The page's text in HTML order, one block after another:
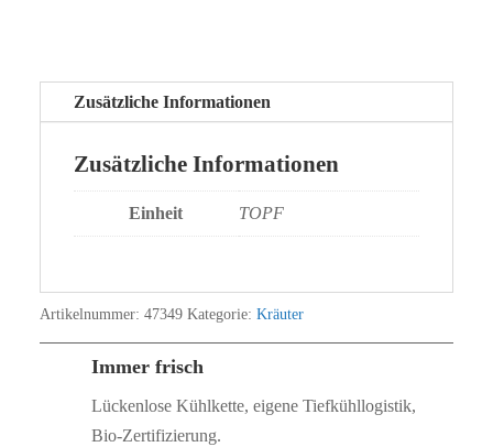
Zusätzliche Informationen
Zusätzliche Informationen
Einheit TOPF
Artikelnummer: 47349 Kategorie: Kräuter
Immer frisch
Lückenlose Kühlkette, eigene Tiefkühllogistik,
Bio‑Zertifizierung.